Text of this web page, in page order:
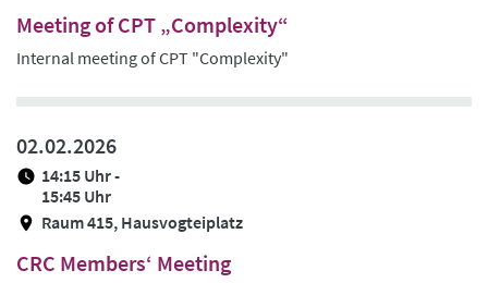
Meeting of CPT „Complexity“
Internal meeting of CPT "Complexity"
02.02.2026
14:15 Uhr -
15:45 Uhr
Raum 415, Hausvogteiplatz
CRC Members‘ Meeting